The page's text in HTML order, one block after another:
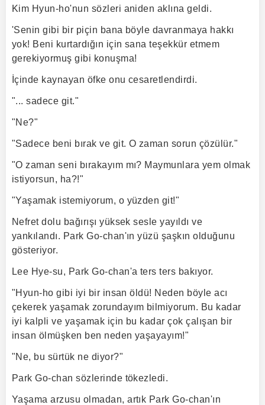
Kim Hyun-ho'nun sözleri aniden aklına geldi.
'Senin gibi bir piçin bana böyle davranmaya hakkı
yok! Beni kurtardığın için sana teşekkür etmem
gerekiyormuş gibi konuşma!
İçinde kaynayan öfke onu cesaretlendirdi.
"... sadece git."
"Ne?"
"Sadece beni bırak ve git. O zaman sorun çözülür."
"O zaman seni bırakayım mı? Maymunlara yem olmak
istiyorsun, ha?!"
"Yaşamak istemiyorum, o yüzden git!"
Nefret dolu bağırışı yüksek sesle yayıldı ve
yankılandı. Park Go-chan'ın yüzü şaşkın olduğunu
gösteriyor.
Lee Hye-su, Park Go-chan'a ters ters bakıyor.
"Hyun-ho gibi iyi bir insan öldü! Neden böyle acı
çekerek yaşamak zorundayım bilmiyorum. Bu kadar
iyi kalpli ve yaşamak için bu kadar çok çalışan bir
insan ölmüşken ben neden yaşayayım!"
"Ne, bu sürtük ne diyor?"
Park Go-chan sözlerinde tökezledi.
Yaşama arzusu olmadan, artık Park Go-chan'ın